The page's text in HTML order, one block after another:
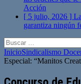
Acción
[ 5 julio, 2026 ]
garantiza ningún
Buscar:
InicioSindicalismo
Especial: “Manitos